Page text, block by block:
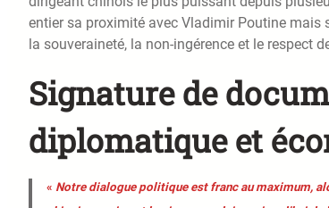
entier sa proximité avec Vladimir Poutine mais
la souveraineté, la non-ingérence et le respect
Signature de
diplomatique et
« Notre dialogue politique est franc au maximum,